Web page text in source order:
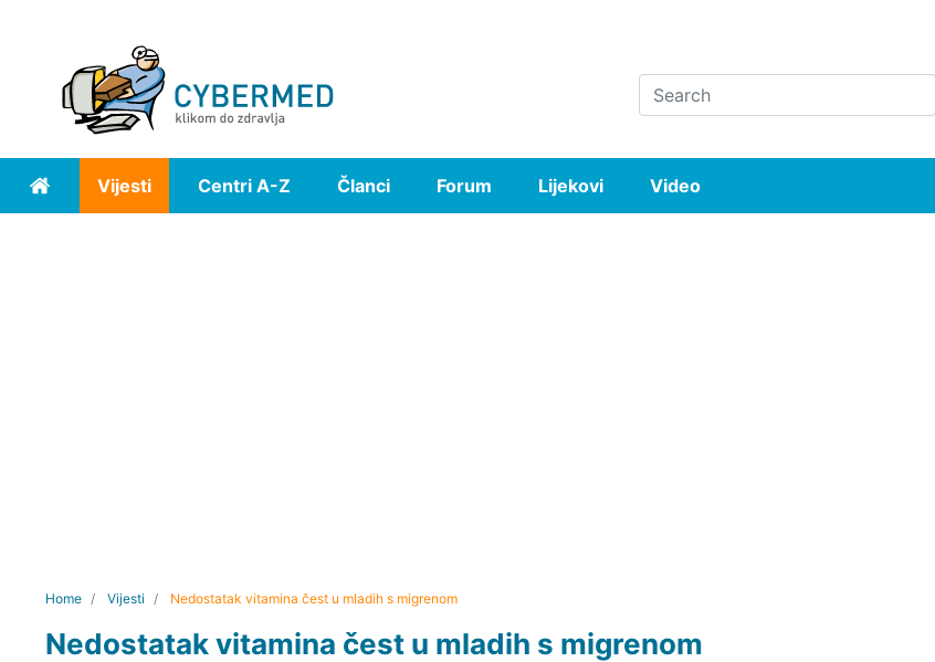
Search
Home Vijesti Centri A-Z Članci Forum Lijekovi Video
Home Vijesti Nedostatak vitamina čest u mladih s migrenom
Nedostatak vitamina čest u mladih s migrenom